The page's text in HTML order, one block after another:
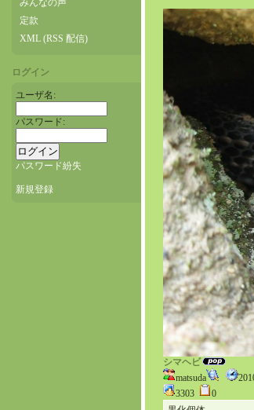
みんなの声
定款
XML (RSS 配信)
ログイン
ユーザ名:
パスワード:
パスワード紛失
新規登録
シマヘビ
matsuda
3303
0